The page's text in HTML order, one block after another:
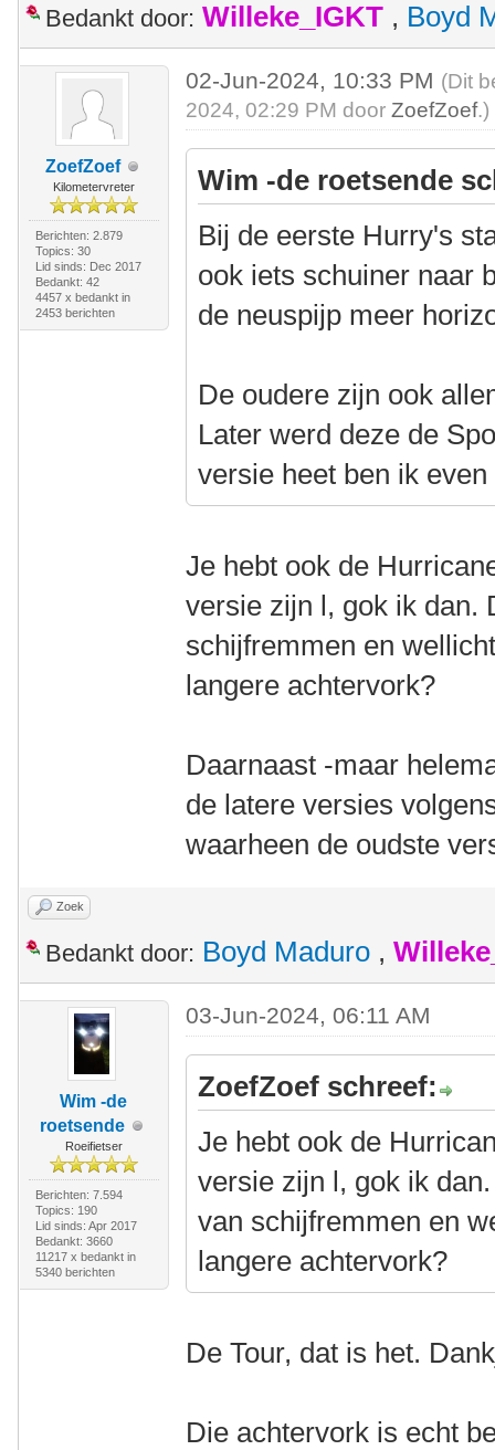
Bedankt door: Willeke_IGKT , Boyd
ZoefZoef
Kilometervreter
Berichten: 2.879
Topics: 30
Lid sinds: Dec 2017
Bedankt: 42
4457 x bedankt in
2453 berichten
02-Jun-2024, 10:33 PM (Dit
2024, 02:29 PM doorZoefZoef.)
Wim -de roetsende
Bij de eerste Hurry's
ook iets schuiner naar
de neuspijp meer
De oudere zijn ook
Later werd deze de
versie heet ben ik
Je hebt ook de
versie zijn l, gok ik dan.
schijfremmen en
langere achtervork?
Daarnaast -maar
de latere versies
waarheen de oudste
Zoek
Bedankt door: Boyd Maduro ,
Wim -de
roetsende
Roeifietser
Berichten: 7.594
Topics: 190
Lid sinds: Apr 2017
Bedankt: 3660
11217 x bedankt in
5340 berichten
03-Jun-2024, 06:11 AM
ZoefZoef schreef:
Je hebt ook de
versie zijn l, gok ik
van schijfremmen en
langere achtervork?
De Tour, dat is het.
Die achtervork is echt